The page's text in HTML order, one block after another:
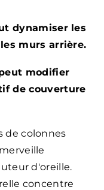
dynamiser les
murs arrière.
modifier
de couverture
de colonnes
d'oreille.
concentre